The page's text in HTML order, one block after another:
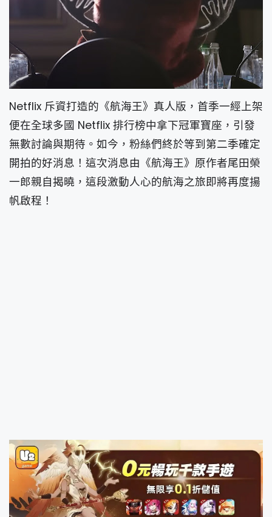
Netflix 斥資打造的《航海王》真人版，首季一經上架
便在全球多國 Netflix 排行榜中拿下冠軍寶座，引發
無數討論與期待。如今，粉絲們終於等到第二季確定
開拍的好消息！這次消息由《航海王》原作者尾田榮
一郎親自揭曉，這段激動人心的航海之旅即將再度揚
帆啟程！